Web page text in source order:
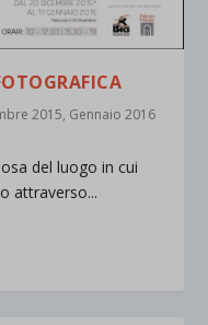
2015, Gennaio 2016
del luogo in cui
attraverso...